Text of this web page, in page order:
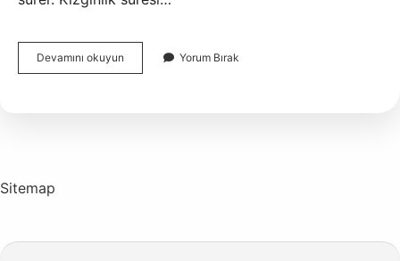
Devamını okuyun Koyunların
Kızgınlık
Yorum Bırak
Sitemap